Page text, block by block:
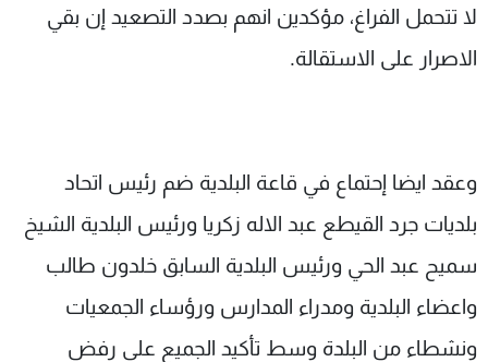
لا تتحمل الفراغ، مؤكدين انهم بصدد التصعيد إن بقي
الاصرار على الاستقالة.
وعقد ايضا إحتماع في قاعة البلدية ضم رئيس اتحاد
بلديات جرد القيطع عبد الاله زكريا ورئيس البلدية الشيخ
سميح عبد الحي ورئيس البلدية السابق خلدون طالب
واعضاء البلدية ومدراء المدارس ورؤساء الجمعيات
ونشطاء من البلدة وسط تأكيد الجميع على رفض
سياسة الخصوصية